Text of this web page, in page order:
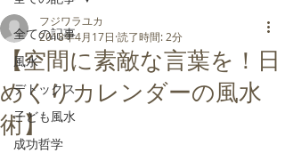
全ての記事
風水
デトックス
子ども風水
成功哲学
【空間に素敵な言葉を！日
めくりカレンダーの風水
術】
フジワラユカ
2018年4月17日 読了時間: 2分